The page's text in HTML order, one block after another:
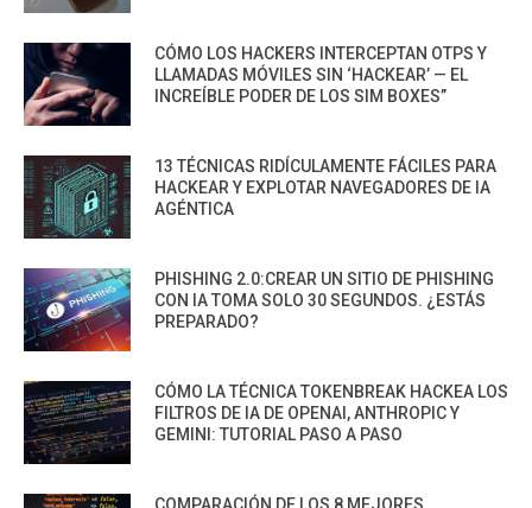
CÓMO LOS HACKERS INTERCEPTAN OTPS Y
LLAMADAS MÓVILES SIN ‘HACKEAR’ — EL
INCREÍBLE PODER DE LOS SIM BOXES”
13 TÉCNICAS RIDÍCULAMENTE FÁCILES PARA
HACKEAR Y EXPLOTAR NAVEGADORES DE IA
AGÉNTICA
PHISHING 2.0:CREAR UN SITIO DE PHISHING
CON IA TOMA SOLO 30 SEGUNDOS. ¿ESTÁS
PREPARADO?
CÓMO LA TÉCNICA TOKENBREAK HACKEA LOS
FILTROS DE IA DE OPENAI, ANTHROPIC Y
GEMINI: TUTORIAL PASO A PASO